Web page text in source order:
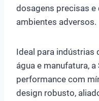
dosagens precisas
ambientes adversos.
Ideal para indústrias
água e manufatura,
performance com
design robusto,